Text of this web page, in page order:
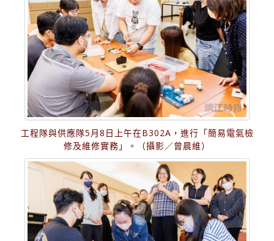
工程隊與供應隊5月8日上午在B302A，進行「簡易電氣檢
修及維修實務」。（攝影／曾晨維）